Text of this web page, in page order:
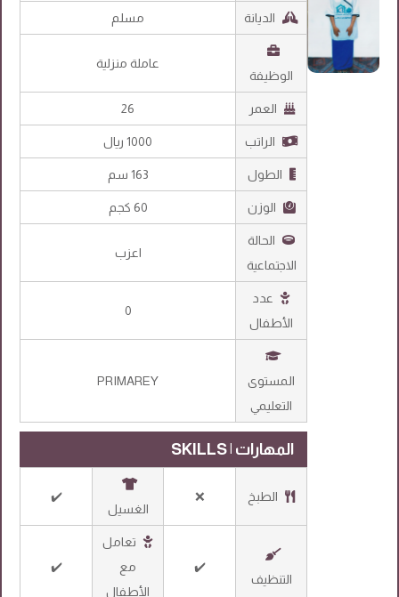
الديانة مسلم
الوظيفة
عاملة منزلية
العمر 26
الراتب 1000 ريال
الطول 163 سم
الوزن 60 كجم
الحالة
الاجتماعية
اعزب
عدد
الأطفال
0
المستوى
التعليمي
PRIMAREY
المهارات | SKILLS
الطبخ
❌
الغسيل
✔️
التنظيف
✔️
تعامل
مع
الأطفال
✔️